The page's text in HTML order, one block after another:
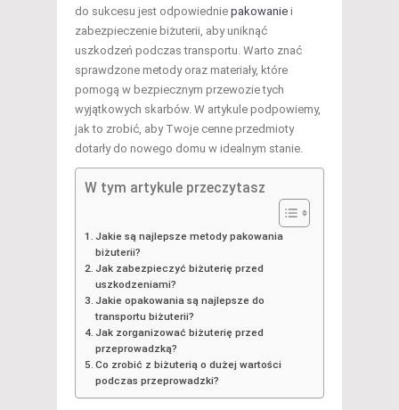
do sukcesu jest odpowiednie pakowanie i
zabezpieczenie biżuterii, aby uniknąć
uszkodzeń podczas transportu. Warto znać
sprawdzone metody oraz materiały, które
pomogą w bezpiecznym przewozie tych
wyjątkowych skarbów. W artykule podpowiemy,
jak to zrobić, aby Twoje cenne przedmioty
dotarły do nowego domu w idealnym stanie.
W tym artykule przeczytasz
Jakie są najlepsze metody pakowania
biżuterii?
Jak zabezpieczyć biżuterię przed
uszkodzeniami?
Jakie opakowania są najlepsze do
transportu biżuterii?
Jak zorganizować biżuterię przed
przeprowadzką?
Co zrobić z biżuterią o dużej wartości
podczas przeprowadzki?